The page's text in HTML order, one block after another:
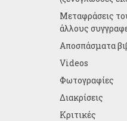
Μεταφράσεις
άλλους
Αποσπάσματα
Videos
Φωτογραφίες
Διακρίσεις
Κριτικές